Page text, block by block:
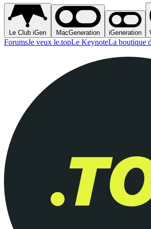
Le Club iGen MacGeneration iGeneration
ForumsJe veux le.topLe KeynoteLa boutique